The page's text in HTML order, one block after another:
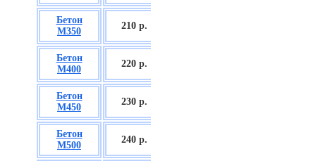
Бетон
М350
210 р.
Бетон
М400
220 р.
Бетон
М450
230 р.
Бетон
М500
240 р.